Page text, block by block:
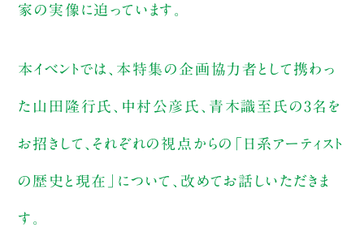
家の実像に迫っています。
本イベントでは、本特集の企画協力者として携わっ
た山田隆行氏、中村公彦氏、青木識至氏の3名を
お招きして、それぞれの視点からの「日系アーティスト
の歴史と現在」について、改めてお話しいただきま
す。